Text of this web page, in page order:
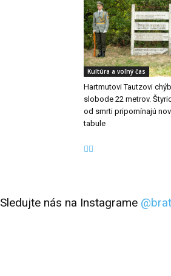
Kultúra a voľný čas
Hartmutovi Tautzovi
slobode 22 metrov.
od smrti pripomínajú
tabule
Sledujte nás na Instagrame